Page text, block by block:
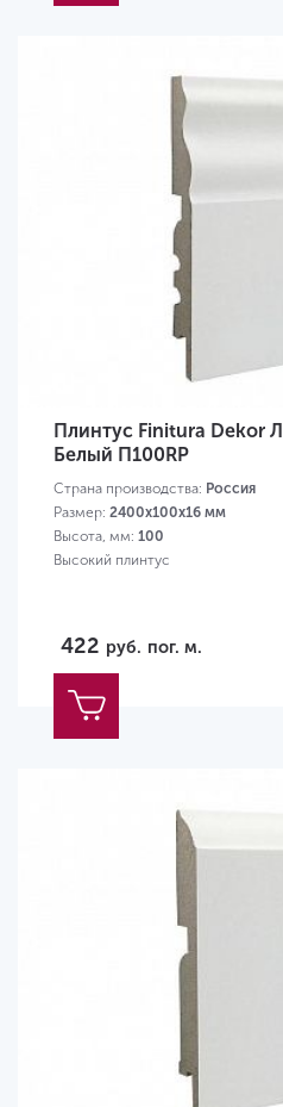
Плинтус Finitura Dekor
Белый П100RP
Страна производства: Россия
Размер: 2400х100х16 мм
Высота, мм: 100
Высокий плинтус
422 руб. пог. м.